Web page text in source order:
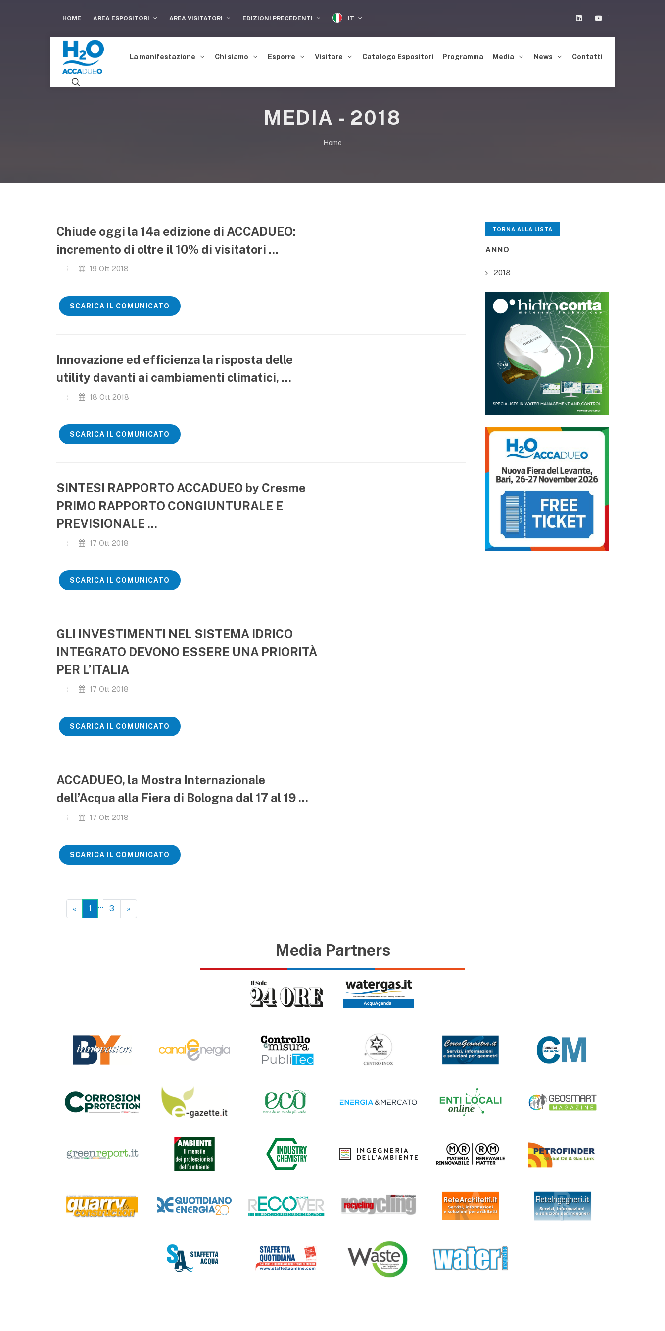
HOME AREA ESPOSITORI AREA VISITATORI EDIZIONI PRECEDENTI IT Linkedin
La manifestazione Chi siamo Esporre Visitare Catalogo Espositori Programma Media News Contatti
MEDIA - 2018
Home
Chiude oggi la 14a edizione di ACCADUEO:
incremento di oltre il 10% di visitatori ...
19 Ott 2018
SCARICA IL COMUNICATO
Innovazione ed efficienza la risposta delle
utility davanti ai cambiamenti climatici, ...
18 Ott 2018
SCARICA IL COMUNICATO
SINTESI RAPPORTO ACCADUEO by Cresme
PRIMO RAPPORTO CONGIUNTURALE E
PREVISIONALE ...
17 Ott 2018
SCARICA IL COMUNICATO
GLI INVESTIMENTI NEL SISTEMA IDRICO
INTEGRATO DEVONO ESSERE UNA PRIORITÀ
PER L’ITALIA
17 Ott 2018
SCARICA IL COMUNICATO
ACCADUEO, la Mostra Internazionale
dell’Acqua alla Fiera di Bologna dal 17 al 19 ...
17 Ott 2018
SCARICA IL COMUNICATO
« 1 … 3 »
TORNA ALLA LISTA
ANNO
2018
Media Partners